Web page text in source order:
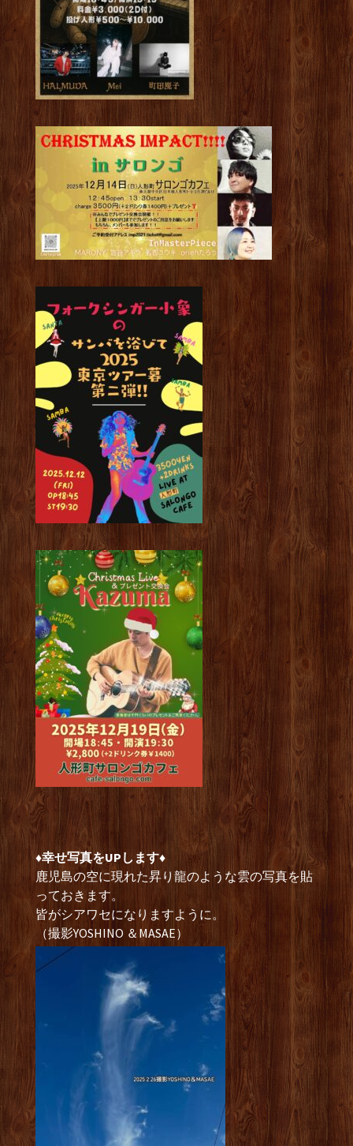
♦︎幸せ写真をUPします♦︎
鹿児島の空に現れた昇り龍のような雲の写真を貼
っておきます。
皆がシアワセになりますように。
（撮影YOSHINO ＆MASAE）